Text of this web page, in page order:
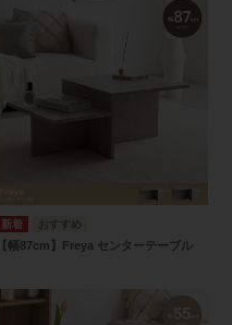
【幅87cm】Freya センターテーブル